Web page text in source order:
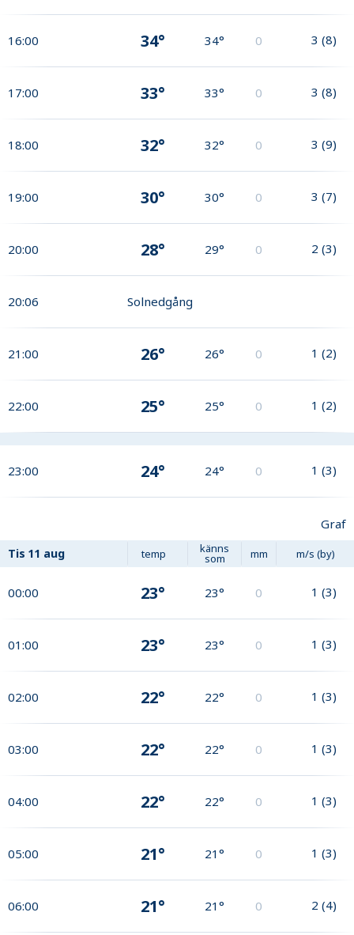
16:00 34° 34° 0 3 (8)
17:00 33° 33° 0 3 (8)
18:00 32° 32° 0 3 (9)
19:00 30° 30° 0 3 (7)
20:00 28° 29° 0 2 (3)
20:06 Solnedgång
21:00 26° 26° 0 1 (2)
22:00 25° 25° 0 1 (2)
23:00 24° 24° 0 1 (3)
Graf
Tis 11 aug temp känns
som mm m/s (by)
00:00 23° 23° 0 1 (3)
01:00 23° 23° 0 1 (3)
02:00 22° 22° 0 1 (3)
03:00 22° 22° 0 1 (3)
04:00 22° 22° 0 1 (3)
05:00 21° 21° 0 1 (3)
06:00 21° 21° 0 2 (4)